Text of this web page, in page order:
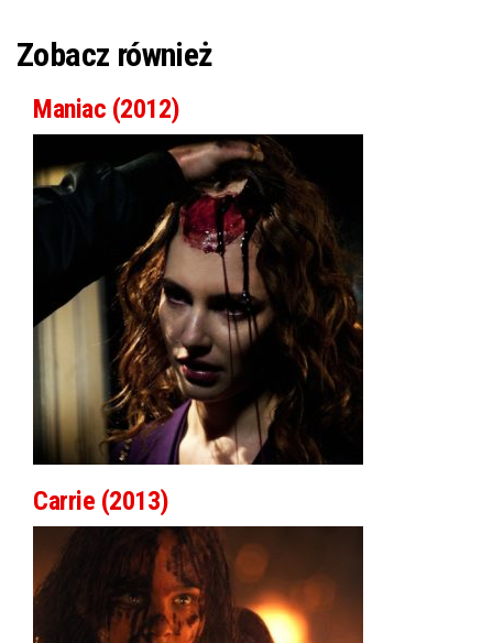
Zobacz również
Maniac (2012)
Carrie (2013)